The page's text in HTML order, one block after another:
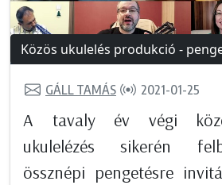
Közös ukulelés produkció -
GÁLL TAMÁS 2021-01-25
A tavaly év végi
ukulelézés sikerén
össznépi pengetésre